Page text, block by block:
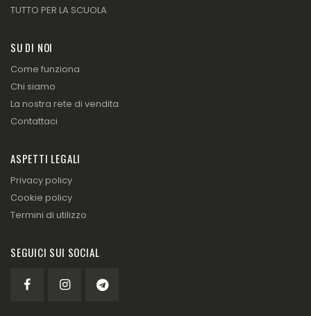
TUTTO PER LA SCUOLA
SU DI NOI
Come funziona
Chi siamo
La nostra rete di vendita
Contattaci
ASPETTI LEGALI
Privacy policy
Cookie policy
Termini di utilizzo
SEGUICI SUI SOCIAL